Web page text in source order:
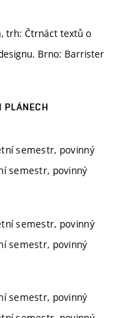
trh: Čtrnáct textů o
Brno: Barrister
PLÁNECH
semestr, povinný
semestr, povinný
semestr, povinný
semestr, povinný
semestr, povinný